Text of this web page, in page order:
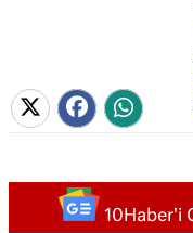
10Haber'i